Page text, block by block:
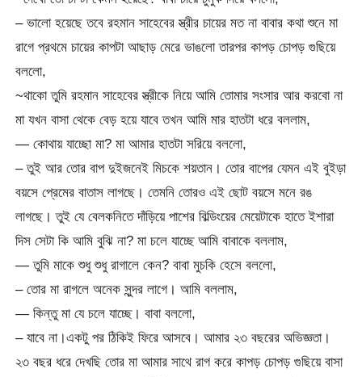
– ভালো হয়েছে তবে রহমান সাহেবের স্ত্রীর চায়ের মত না বাবার কথা শুনে মা
রাগে প্রথমে চায়ের কাপটা আছাড় মেরে ভাঙলো তারপর কাপড় চোপড় গুছিয়ে
বললো,
~থাকো তুমি রহমান সাহেবের স্ত্রীকে নিয়ে আমি তোমার সংসার আর করবো না
মা যখন বাসা থেকে বেড় হয়ে যাবে তখন আমি মার হাতটা ধরে বললাম,
— কোথায় যাচ্ছো মা? মা আমার হাতটা সরিয়ে বললো,
– তুই আর তোর বাপ দুইজনেই মিচকে শয়তান। তোর বাপের যেমন এই বুইড়া
বয়সে প্রেমের বাতাস লাগছে। তেমনি তোরও এই ছোট বয়সে মনে রঙ
লাগছে। তুই যে বেলকনিতে দাঁড়িয়ে পাশের বিল্ডিংয়ের মেয়েটাকে হাতে ইশারা
দিস সেটা কি আমি বুঝি না? মা চলে যাচ্ছে আমি বাবাকে বললাম,
— তুমি মাকে শুধু শুধু রাগালে কেন? বাবা মুচকি হেসে বললো,
– তোর মা রাগলে অনেক সুন্দর লাগে। আমি বললাম,
— কিন্তু মা যে চলে যাচ্ছে। বাবা বললো,
– যাবে না।একটু পর ঠিকিই ফিরে আসবে। আমার ২৩ বছরের অভিজ্ঞতা।
২৩ বছর ধরে দেখছি তোর মা আমার সাথে রাগ করে কাপড় চোপড় গুছিয়ে বাসা